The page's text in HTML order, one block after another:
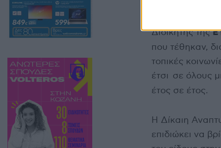
Κατά τη
Διοικητής της
που τέθηκαν,
τοπικές
έτσι σε όλους
έτος σε έτος.
Η Δίκαιη
επιδιώκει να